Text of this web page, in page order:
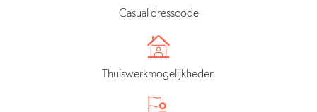
Casual dresscode
Thuiswerkmogelijkheden